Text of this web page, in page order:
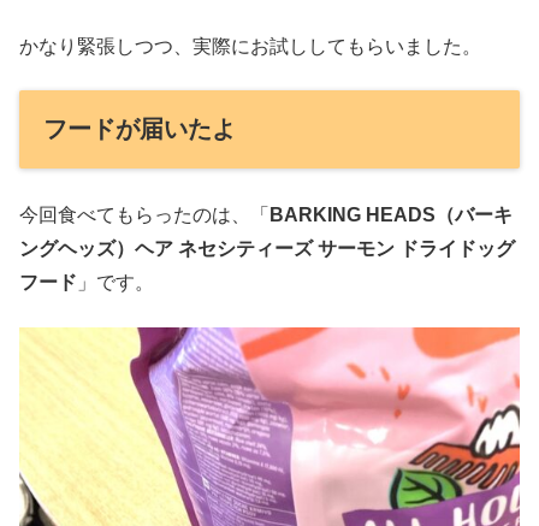
かなり緊張しつつ、実際にお試ししてもらいました。
フードが届いたよ
今回食べてもらったのは、「 BARKING HEADS（バーキ
ングヘッズ）ヘア ネセシティーズ サーモン ドライドッグ
フード 」です。